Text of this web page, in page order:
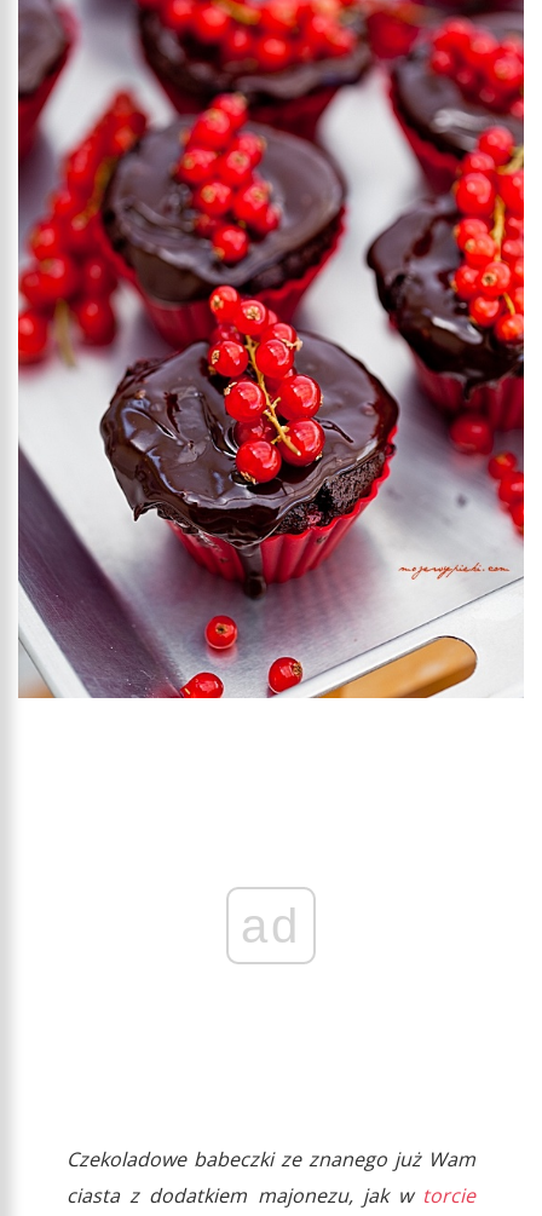
ad
Czekoladowe babeczki ze znanego już Wam
ciasta z dodatkiem majonezu, jak w torcie